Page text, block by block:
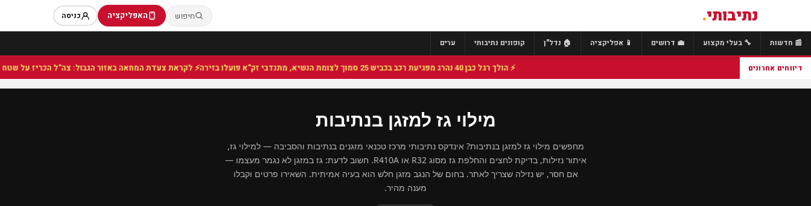
נתיבותי. חיפוש האפליקציה כניסה
📰 חדשות 🔧 בעלי מקצוע 💼 דרושים 📱 אפליקציה 🏠 נדל"ן קופונים נתיבותי ערים
דיווחים אחרונים ⚡ הולך רגל כבן 40 נהרג מפגיעת רכב בכביש 25 סמוך לצומת הנשיא, מתנדבי זק"א פועלו בזירה ⚡ לקראת צעדת המחאה באזור הגבול: צה"ל הכריז על שטח צבאי
מילוי גז למזגן בנתיבות
מחפשים מילוי גז למזגן בנתיבות? אינדקס נתיבותי מרכז טכנאי מזגנים בנתיבות והסביבה — למילוי גז,
איתור נזילות, בדיקת לחצים והחלפת גז מסוג R32 או R410A. חשוב לדעת: גז במזגן לא נגמר מעצמו —
אם חסר, יש נזילה שצריך לאתר. בחום של הנגב מזגן חלש הוא בעיה אמיתית. השאירו פרטים וקבלו
מענה מהיר.